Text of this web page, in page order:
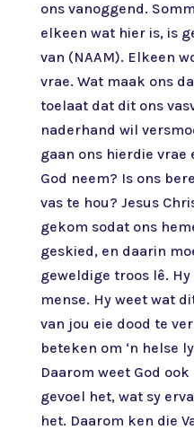
ons vanoggend.
elkeen wat hier is, is
van (NAAM). Elkeen
vrae. Wat maak ons
toelaat dat dit ons
naderhand wil
gaan ons hierdie
God neem? Is ons
vas te hou? Jesus
gekom sodat ons
geskied, en daarin
geweldige troos lê.
mense. Hy weet wat
van jou eie dood te
beteken om ‘n helse
Daarom weet God
gevoel het, wat sy
het. Daarom ken die